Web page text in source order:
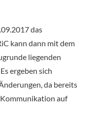
das
kann dann mit dem
liegenden
ergeben sich
da bereits
auf